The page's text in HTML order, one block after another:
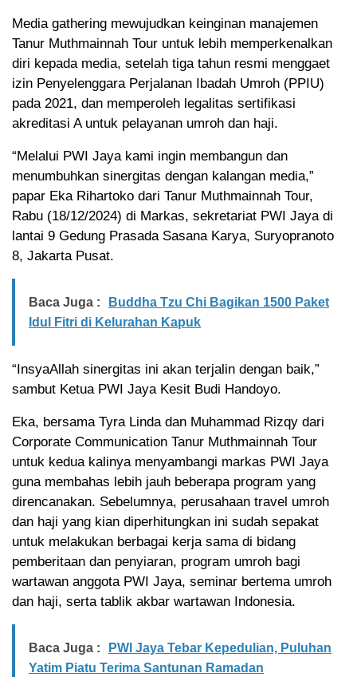
Media gathering mewujudkan keinginan manajemen
Tanur Muthmainnah Tour untuk lebih memperkenalkan
diri kepada media, setelah tiga tahun resmi menggaet
izin Penyelenggara Perjalanan Ibadah Umroh (PPIU)
pada 2021, dan memperoleh legalitas sertifikasi
akreditasi A untuk pelayanan umroh dan haji.
“Melalui PWI Jaya kami ingin membangun dan
menumbuhkan sinergitas dengan kalangan media,”
papar Eka Rihartoko dari Tanur Muthmainnah Tour,
Rabu (18/12/2024) di Markas, sekretariat PWI Jaya di
lantai 9 Gedung Prasada Sasana Karya, Suryopranoto
8, Jakarta Pusat.
Baca Juga :
Buddha Tzu Chi Bagikan 1500 Paket
Idul Fitri di Kelurahan Kapuk
“InsyaAllah sinergitas ini akan terjalin dengan baik,”
sambut Ketua PWI Jaya Kesit Budi Handoyo.
Eka, bersama Tyra Linda dan Muhammad Rizqy dari
Corporate Communication Tanur Muthmainnah Tour
untuk kedua kalinya menyambangi markas PWI Jaya
guna membahas lebih jauh beberapa program yang
direncanakan. Sebelumnya, perusahaan travel umroh
dan haji yang kian diperhitungkan ini sudah sepakat
untuk melakukan berbagai kerja sama di bidang
pemberitaan dan penyiaran, program umroh bagi
wartawan anggota PWI Jaya, seminar bertema umroh
dan haji, serta tablik akbar wartawan Indonesia.
Baca Juga :
PWI Jaya Tebar Kepedulian, Puluhan
Yatim Piatu Terima Santunan Ramadan